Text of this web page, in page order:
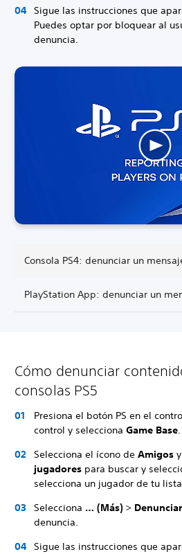
Sigue las instrucciones que
Puedes optar por bloquear al
denuncia.
Consola PS4: denunciar un
PlayStation App: denunciar un
Cómo denunciar
consolas PS5
Presiona el botón PS en el
control y selecciona Game Base.
Selecciona el ícono de Amigos
jugadores para buscar y
selecciona un jugador de tu
Selecciona … (Más) > Denunciar
denuncia.
Sigue las instrucciones que